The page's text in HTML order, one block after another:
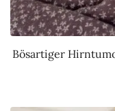
Bösartiger